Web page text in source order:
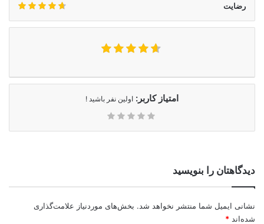
رضایت
امتیاز کاربر: اولین نفر باشید !
دیدگاهتان را بنویسید
نشانی ایمیل شما منتشر نخواهد شد. بخش‌های موردنیاز علامت‌گذاری
شده‌اند *